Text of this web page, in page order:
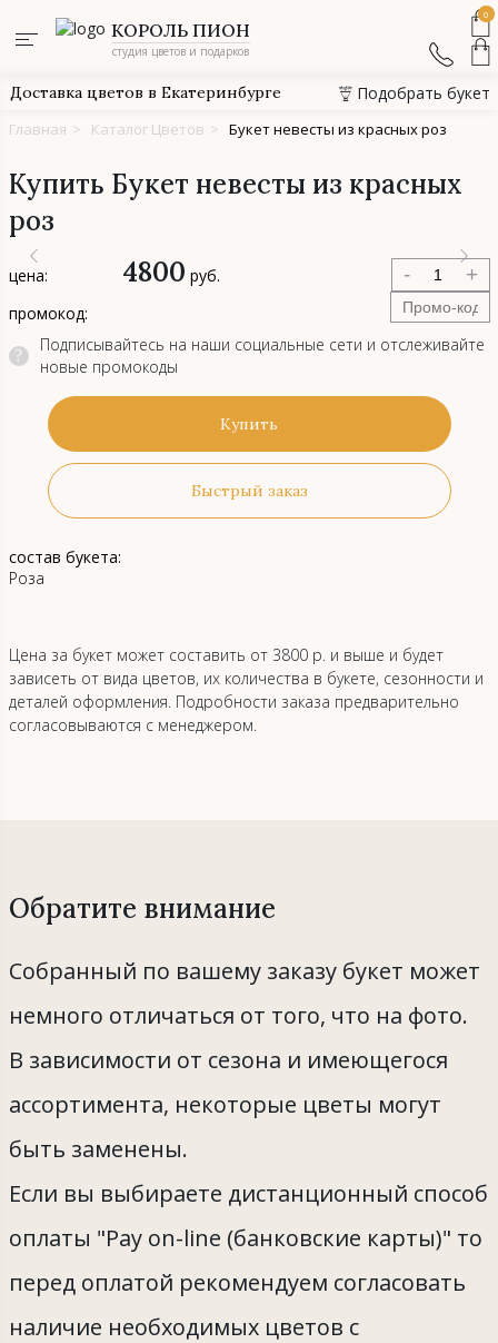
КОРОЛЬ ПИОН
студия цветов и подарков
0
Доставка цветов в Екатеринбурге Подобрать букет
Главная > Каталог Цветов > Букет невесты из красных роз
Купить Букет невесты из красных
роз
цена: 4800 руб. - +
промокод:
?
Подписывайтесь на наши социальные сети и отслеживайте
новые промокоды
Купить
Быстрый заказ
состав букета:
Роза
Цена за букет может составить от 3800 р. и выше и будет
зависеть от вида цветов, их количества в букете, сезонности и
деталей оформления. Подробности заказа предварительно
согласовываются с менеджером.
Обратите внимание
Собранный по вашему заказу букет может
немного отличаться от того, что на фото.
В зависимости от сезона и имеющегося
ассортимента, некоторые цветы могут
быть заменены.
Если вы выбираете дистанционный способ
оплаты "Pay on-line (банковские карты)" то
перед оплатой рекомендуем согласовать
наличие необходимых цветов с